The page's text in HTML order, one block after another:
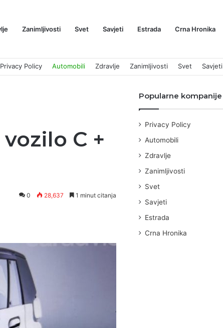
Zanimljivosti Svet Savjeti Estrada Crna Hronika
Privacy Policy Automobili Zdravlje Zanimljivosti Svet Savjeti
C +
0 28,637 1 minut citanja
Popularne kompanije
Privacy Policy
Automobili
Zdravlje
Zanimljivosti
Svet
Savjeti
Estrada
Crna Hronika